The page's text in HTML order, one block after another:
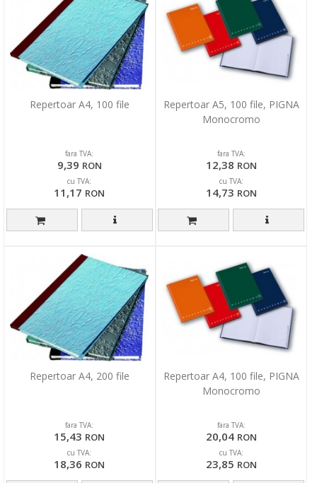
Repertoar A4, 100 file
fara TVA:
9,39 RON
cu TVA:
11,17 RON
Repertoar A5, 100 file, PIGNA
Monocromo
fara TVA:
12,38 RON
cu TVA:
14,73 RON
Repertoar A4, 200 file
fara TVA:
15,43 RON
cu TVA:
18,36 RON
Repertoar A4, 100 file, PIGNA
Monocromo
fara TVA:
20,04 RON
cu TVA:
23,85 RON